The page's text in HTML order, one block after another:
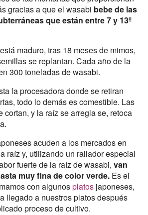
gracias a que el wasabi bebe de las
que están entre 7 y 13º
maduro, tras 18 meses de mimos,
se replantan. Cada año de la
300 toneladas de wasabi.
la procesadora donde se retiran
todo lo demás es comestible. Las
cortan, y la raíz se arregla se, retoca
acuden a los mercados en
raíz y, utilizando un rallador especial
fuerte de la raíz de wasabi, van
muy fina de color verde.Es el
con algunosplatos japoneses,
llegado a nuestros platos después
proceso de cultivo.